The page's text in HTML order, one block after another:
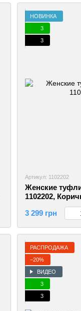
НОВИНКА
3
3
Артикул: 1102202
Женские
1102202,
3 299 грн
РАСПРОДАЖА
−20%
ВИДЕО
3
3